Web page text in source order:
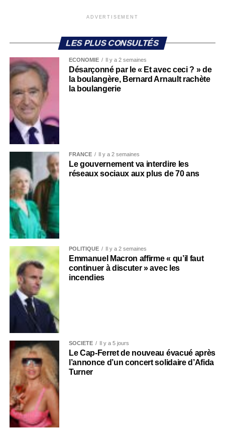
ADVERTISEMENT
LES PLUS CONSULTÉS
ECONOMIE Il y a 2 semaines
Désarçonné par le « Et avec ceci ? » de
la boulangère, Bernard Arnault rachète
la boulangerie
FRANCE Il y a 2 semaines
Le gouvernement va interdire les
réseaux sociaux aux plus de 70 ans
POLITIQUE Il y a 2 semaines
Emmanuel Macron affirme « qu’il faut
continuer à discuter » avec les
incendies
SOCIÉTÉ Il y a 5 jours
Le Cap-Ferret de nouveau évacué après
l’annonce d’un concert solidaire d’Afida
Turner